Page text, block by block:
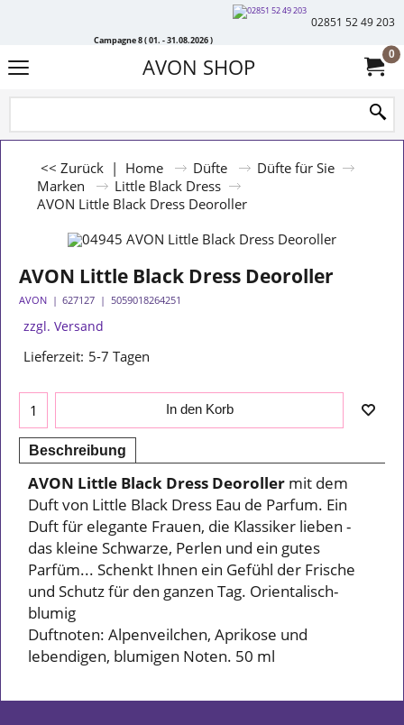
Campagne 8 ( 01. - 31.08.2026 )
02851 52 49 203
AVON SHOP 0
<< Zurück | Home Düfte
Düfte für Sie
Marken
Little Black Dress
AVON Little Black Dress Deoroller
AVON Little Black Dress Deoroller
AVON 627127 5059018264251
zzgl. Versand
Lieferzeit: 5-7 Tagen
In den Korb
Beschreibung
AVON Little Black Dress Deoroller mit dem
Duft von Little Black Dress Eau de Parfum. Ein
Duft für elegante Frauen, die Klassiker lieben -
das kleine Schwarze, Perlen und ein gutes
Parfüm... Schenkt Ihnen ein Gefühl der Frische
und Schutz für den ganzen Tag. Orientalisch-
blumig
Duftnoten: Alpenveilchen, Aprikose und
lebendigen, blumigen Noten. 50 ml